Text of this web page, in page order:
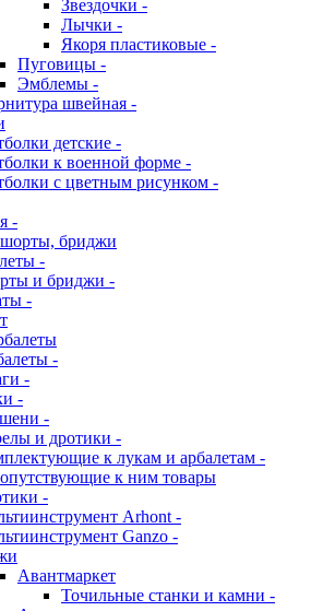
Звездочки -
Лычки -
Якоря пластиковые -
Пуговицы -
Эмблемы -
швейная -
детские -
к военной форме -
с цветным рисунком -
-
бриджи
-
и бриджи -
-
-
-
-
-
и дротики -
к лукам и арбалетам -
к ним товары
-
Arhont -
Ganzo -
Авантмаркет
Точильные станки и камни -